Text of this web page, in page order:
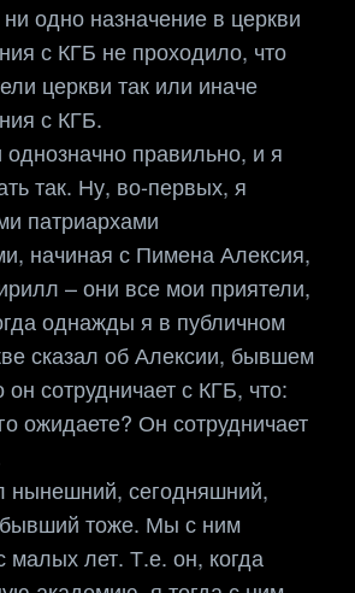
одно назначение в церкви
с КГБ не проходило, что
церкви так или иначе
с КГБ.
правильно, и я
так. Ну, во-первых, я
патриархами
начиная с Пимена Алексия,
– они все мои приятели,
однажды я в публичном
сказал об Алексии, бывшем
он сотрудничает с КГБ, что:
ожидаете? Он сотрудничает
нынешний, сегодняшний,
тоже. Мы с ним
лет. Т.е. он, когда